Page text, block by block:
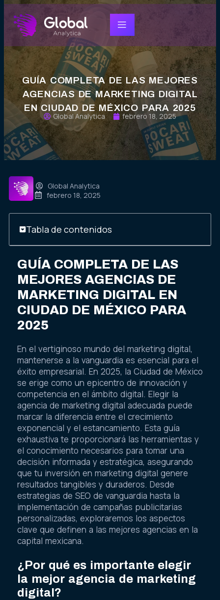
GUÍA COMPLETA DE LAS MEJORES
AGENCIAS DE MARKETING DIGITAL
EN CIUDAD DE MÉXICO PARA 2025
Global Analytica febrero 18, 2025
Global Analytica
febrero 18, 2025
Tabla de contenidos
GUÍA COMPLETA DE LAS
MEJORES AGENCIAS DE
MARKETING DIGITAL EN
CIUDAD DE MÉXICO PARA
2025
En el vertiginoso mundo del marketing digital,
mantenerse a la vanguardia es esencial para el
éxito empresarial. En 2025, la Ciudad de México
se erige como un epicentro de innovación y
competencia en el ámbito digital. Elegir la
agencia de marketing digital adecuada puede
marcar la diferencia entre el crecimiento
exponencial y el estancamiento. Esta guía
exhaustiva te proporcionará las herramientas y
el conocimiento necesarios para tomar una
decisión informada y estratégica, asegurando
que tu inversión en marketing digital genere
resultados tangibles y duraderos. Desde
estrategias de SEO de vanguardia hasta la
implementación de campañas publicitarias
personalizadas, exploraremos los aspectos
clave que definen a las mejores agencias en la
capital mexicana.
¿Por qué es importante elegir
la mejor agencia de marketing
digital?